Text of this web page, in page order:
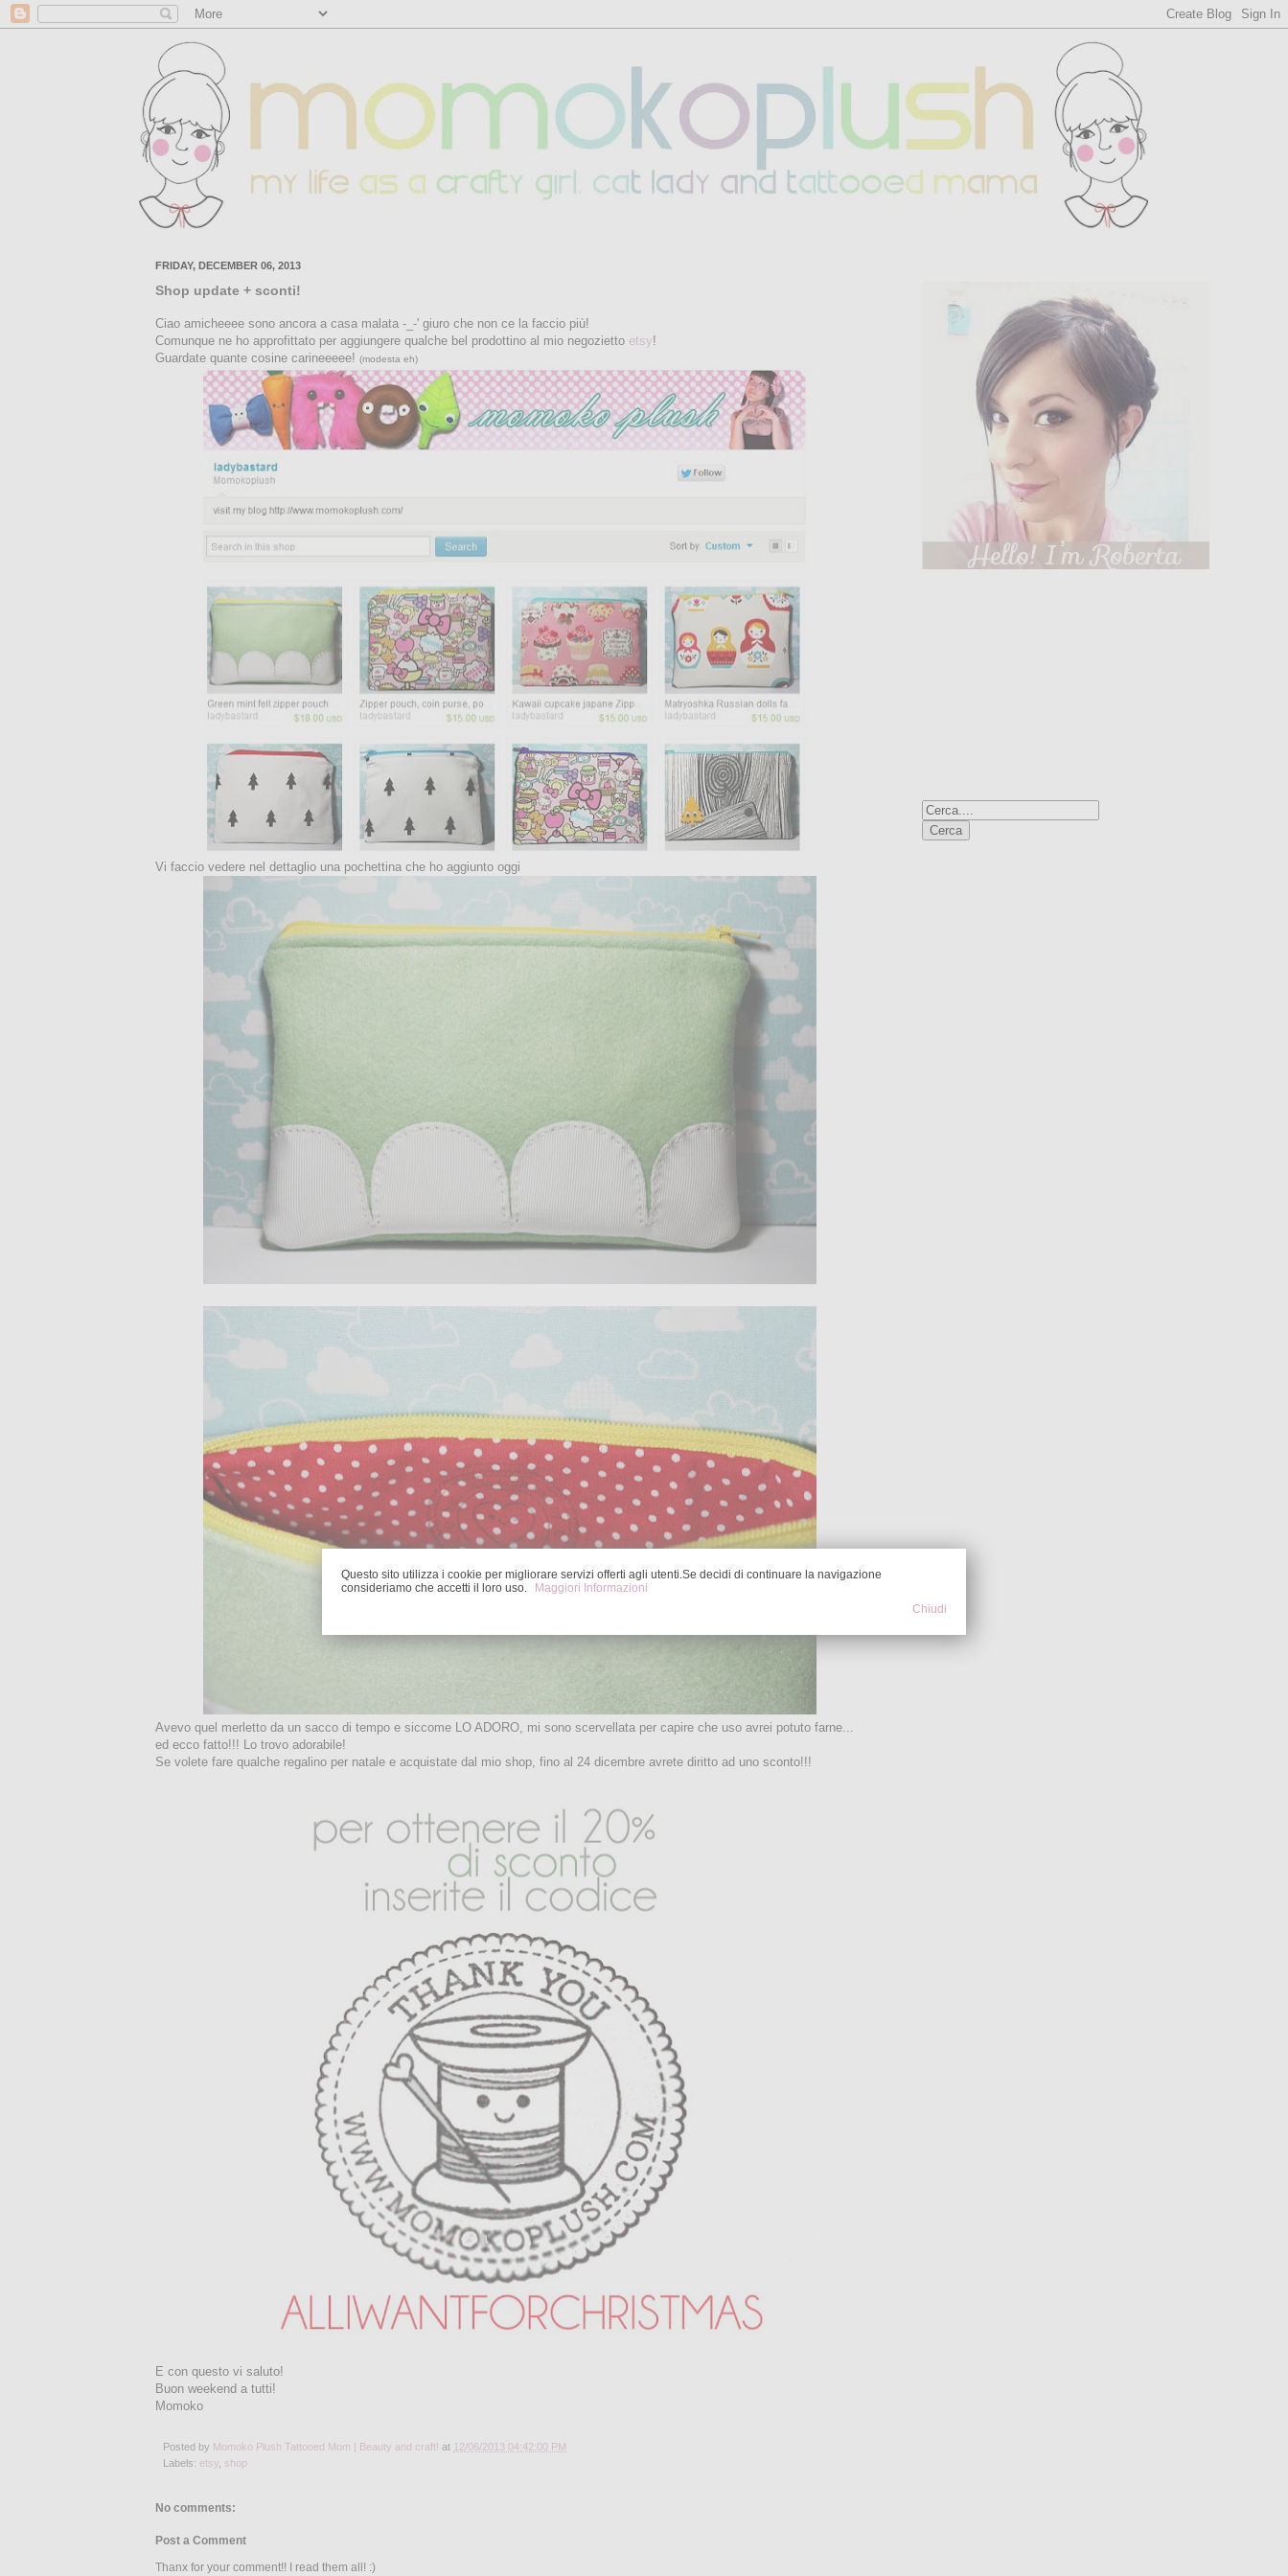
FRIDAY, DECEMBER 06, 2013
Shop update + sconti!
Ciao amicheeee sono ancora a casa malata -_-' giuro che non ce la faccio più!
Comunque ne ho approfittato per aggiungere qualche bel prodottino al mio negozietto etsy!
Guardate quante cosine carineeeee! (modesta eh)
Vi faccio vedere nel dettaglio una pochettina che ho aggiunto oggi
Avevo quel merletto da un sacco di tempo e siccome LO ADORO, mi sono scervellata per capire che uso avrei potuto farne...
ed ecco fatto!!! Lo trovo adorabile!
Se volete fare qualche regalino per natale e acquistate dal mio shop, fino al 24 dicembre avrete diritto ad uno sconto!!!
E con questo vi saluto!
Buon weekend a tutti!
Momoko
Posted by Momoko Plush Tattooed Mom | Beauty and craft! at 12/06/2013 04:42:00 PM
Labels: etsy shop
No comments:
Post a Comment
Thanx for your comment!! I read them all! :)
Questo sito utilizza i cookie per migliorare servizi offerti agli utenti.Se decidi di continuare la navigazione
consideriamo che accetti il loro uso.
Maggiori Informazioni
Chiudi